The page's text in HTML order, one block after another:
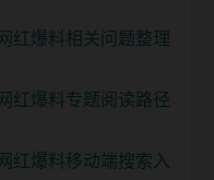
红爆料相关问题整理
红爆料专题阅读路径
红爆料移动端搜索入